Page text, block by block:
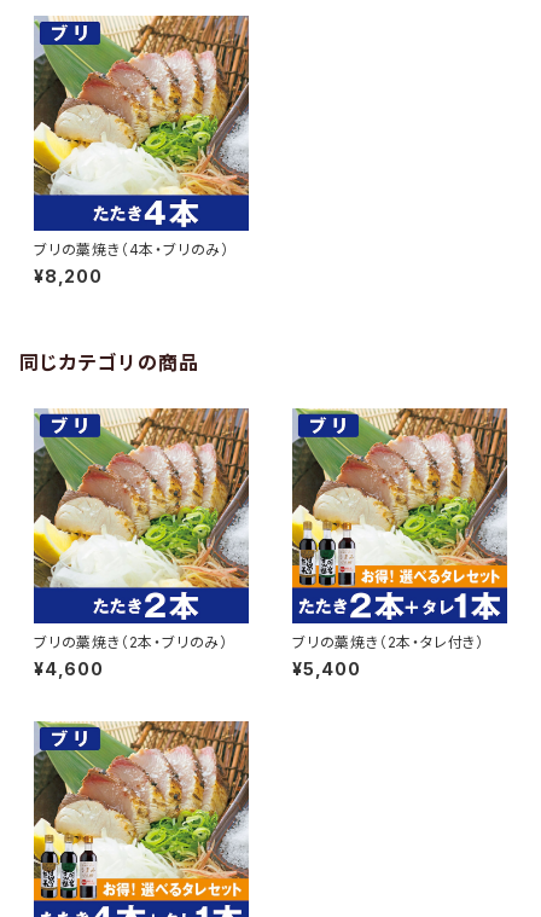
ブリの藁焼き（4本・ブリのみ）
¥8,200
同じカテゴリの商品
ブリの藁焼き（2本・ブリのみ）
¥4,600
ブリの藁焼き（2本・タレ付き）
¥5,400